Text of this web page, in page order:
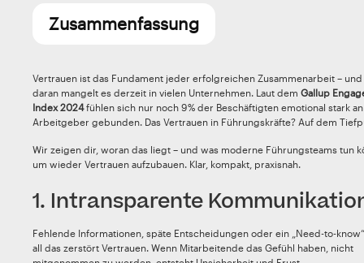
Zusammenfassung
Vertrauen ist das Fundament jeder erfolgreichen Zusammenarbeit –
daran mangelt es derzeit in vielen Unternehmen. Laut dem Gallup
Index 2024fühlen sich nur noch 9 % der Beschäftigten emotional stark
Arbeitgeber gebunden. Das Vertrauen in Führungskräfte? Auf dem
Wir zeigen dir, woran das liegt – und was moderne Führungsteams tun
um wieder Vertrauen aufzubauen. Klar, kompakt, praxisnah.
1. Intransparente
Fehlende Informationen, späte Entscheidungen oder ein „Need-to-
all das zerstört Vertrauen. Wenn Mitarbeitende das Gefühl haben, nicht